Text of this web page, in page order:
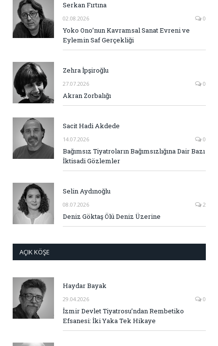
Serkan Fırtına
02.08.2026 0
Yoko Ono’nun Kavramsal Sanat Evreni ve
Eylemin Saf Gerçekliği
Zehra İpşiroğlu
27.07.2026 0
Akran Zorbalığı
Sacit Hadi Akdede
14.07.2026 0
Bağımsız Tiyatroların Bağımsızlığına Dair Bazı
İktisadi Gözlemler
Selin Aydınoğlu
08.07.2026 2
Deniz Göktaş Ölü Deniz Üzerine
AÇIK KÖŞE
Haydar Bayak
29.04.2026 0
İzmir Devlet Tiyatrosu’ndan Rembetiko
Efsanesi: İki Yaka Tek Hikaye